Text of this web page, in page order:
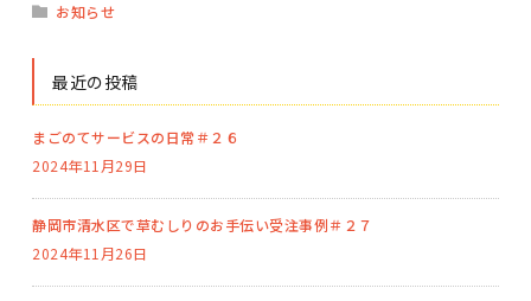
お知らせ
最近の投稿
まごのてサービスの日常＃２６
2024年11月29日
静岡市清水区で草むしりのお手伝い受注事例＃２７
2024年11月26日